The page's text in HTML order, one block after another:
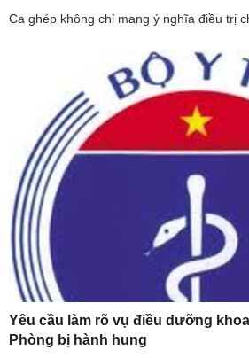
Ca ghép không chỉ mang ý nghĩa điều trị
Yêu cầu làm rõ vụ điều dưỡng
Phòng bị hành hung